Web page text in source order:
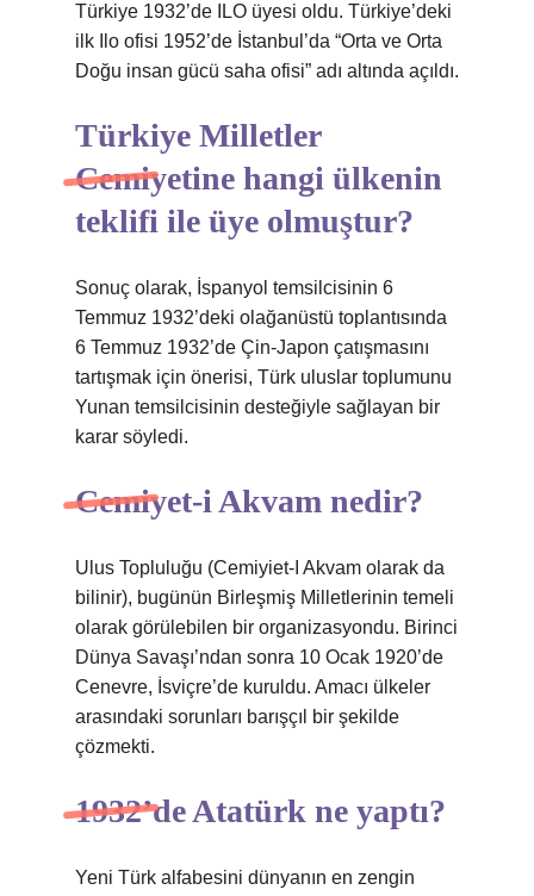
Türkiye 1932’de ILO üyesi oldu. Türkiye’deki
ilk Ilo ofisi 1952’de İstanbul’da “Orta ve Orta
Doğu insan gücü saha ofisi” adı altında açıldı.
Türkiye Milletler
Cemiyetine hangi ülkenin
teklifi ile üye olmuştur?
Sonuç olarak, İspanyol temsilcisinin 6
Temmuz 1932’deki olağanüstü toplantısında
6 Temmuz 1932’de Çin-Japon çatışmasını
tartışmak için önerisi, Türk uluslar toplumunu
Yunan temsilcisinin desteğiyle sağlayan bir
karar söyledi.
Cemiyet-i Akvam nedir?
Ulus Topluluğu (Cemiyiet-I Akvam olarak da
bilinir), bugünün Birleşmiş Milletlerinin temeli
olarak görülebilen bir organizasyondu. Birinci
Dünya Savaşı’ndan sonra 10 Ocak 1920’de
Cenevre, İsviçre’de kuruldu. Amacı ülkeler
arasındaki sorunları barışçıl bir şekilde
çözmekti.
1932’de Atatürk ne yaptı?
Yeni Türk alfabesini dünyanın en zengin